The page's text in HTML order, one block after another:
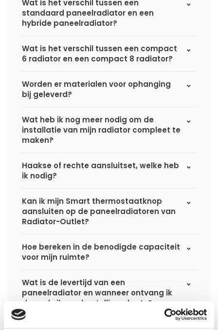
Wat is het verschil tussen een
standaard paneelradiator en een
hybride paneelradiator?
Wat is het verschil tussen een compact
6 radiator en een compact 8 radiator?
Worden er materialen voor ophanging
bij geleverd?
Wat heb ik nog meer nodig om de
installatie van mijn radiator compleet te
maken?
Haakse of rechte aansluitset, welke heb
ik nodig?
Kan ik mijn Smart thermostaatknop
aansluiten op de paneelradiatoren van
Radiator-Outlet?
Hoe bereken in de benodigde capaciteit
voor mijn ruimte?
Wat is de levertijd van een
paneelradiator en wanneer ontvang ik
deze als ik een bestelling plaats?